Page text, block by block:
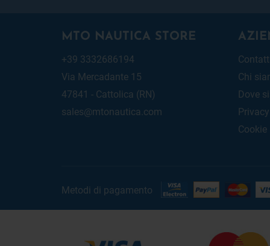
MTO NAUTICA STORE
+39 3332686194
Via Mercadante 15
47841 - Cattolica (RN)
sales@mtonautica.com
Contatti
Chi
Dove
Privacy
Cookie
Metodi di pagamento